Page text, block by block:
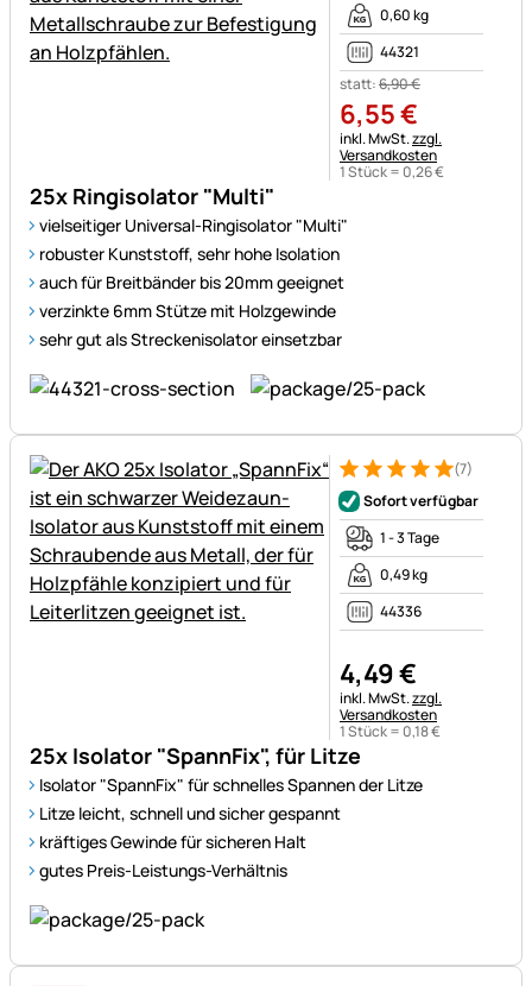
25x Ringisolator "Multi"
vielseitiger Universal-Ringisolator "Multi"
robuster Kunststoff, sehr hohe Isolation
auch für Breitbänder bis 20mm geeignet
verzinkte 6mm Stütze mit Holzgewinde
sehr gut als Streckenisolator einsetzbar
0,60 kg
44321
statt:6,90€
6,55€
Steuerhinweis:
inkl. MwSt.zzgl.
Versandkosten
1 Stück = 0,26€
25x Isolator "SpannFix", für Litze
Isolator "SpannFix" für schnelles Spannen der Litze
Litze leicht, schnell und sicher gespannt
kräftiges Gewinde für sicheren Halt
gutes Preis-Leistungs-Verhältnis
Bewertung: 5 von 5 (7
7 Bewertungen
(7)
Sofort verfügbar
1 - 3 Tage
0,49 kg
44336
4,49€
Steuerhinweis:
inkl. MwSt.zzgl.
Versandkosten
1 Stück = 0,18€